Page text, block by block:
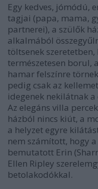
Egy kedves, jómódú,
tagjai (papa, mama,
partnerei), a szülők
alkalmából
töltsenek szeretetben,
természetesen borul,
hamar felszínre
pedig csak az
idegenek nekilátnak
Az elegáns villa
házból nincs kiút, a
a helyzet egyre
nem számított, hogy
bemutatott Erin
Ellen Ripley
betolakodókkal.